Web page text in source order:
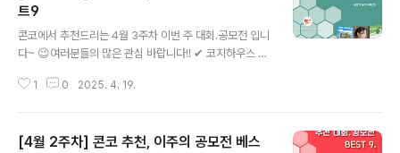
트9
콘코에서 추천드리는 4월 3주차 이번 주 대회.공모전 입니
다~ 😉여러분들의 많은 관심 바랍니다!! ✔ 코지하우스 제
상 공모전✔ 예스24 크레마AI 캐릭터 공모전✔ TJ노래방
이 최고! 공모전 (가족을 이루다, 미래를 잇다)✔ 제3회 1분
1 0 2025. 4. 19.
[4월 2주차] 콘코 추천, 이주의 공모전 베스